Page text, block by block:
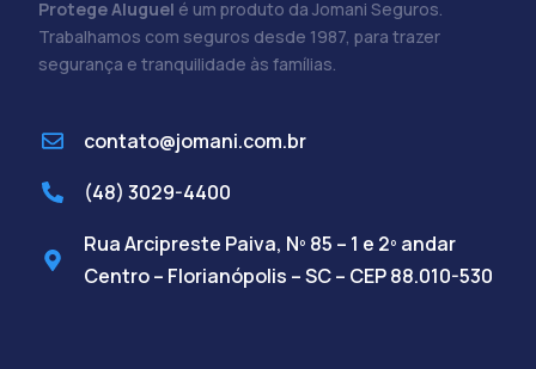
Protege Aluguel é um produto da Jomani Seguros.
Trabalhamos com seguros desde 1987, para trazer
segurança e tranquilidade às famílias.
contato@jomani.com.br
(48) 3029-4400
Rua Arcipreste Paiva, Nº 85 – 1 e 2º andar
Centro – Florianópolis – SC – CEP 88.010-530